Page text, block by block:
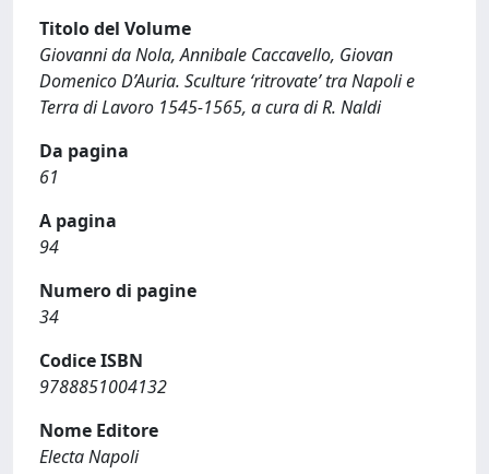
Titolo del Volume
Giovanni da Nola, Annibale Caccavello, Giovan
Domenico D’Auria. Sculture ‘ritrovate’ tra Napoli e
Terra di Lavoro 1545-1565, a cura di R. Naldi
Da pagina
61
A pagina
94
Numero di pagine
34
Codice ISBN
9788851004132
Nome Editore
Electa Napoli